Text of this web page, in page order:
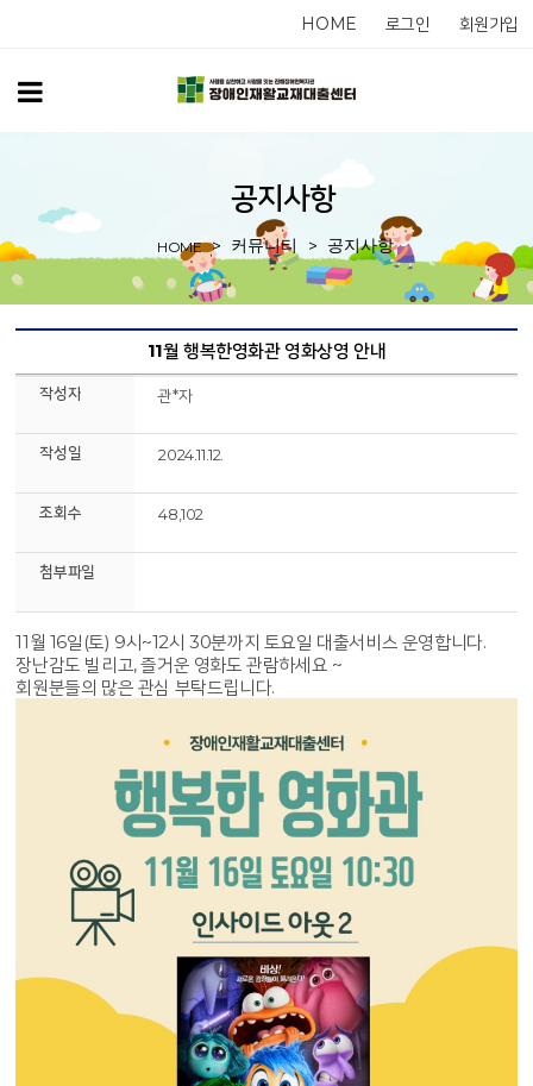
HOME 로그인 회원가입
공지사항
HOME 커뮤니티 공지사항
11월 행복한영화관 영화상영 안내
작성자 관*자
작성일 2024.11.12.
조회수 48,102
첨부파일
11월 16일(토) 9시~12시 30분까지 토요일 대출서비스 운영합니다.
장난감도 빌리고, 즐거운 영화도 관람하세요 ~
회원분들의 많은 관심 부탁드립니다.